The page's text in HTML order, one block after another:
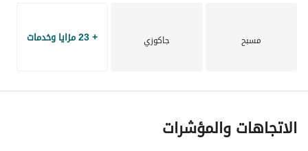
مسبح جاكوزي + 23 مزايا وخدمات
الاتجاهات والمؤشرات